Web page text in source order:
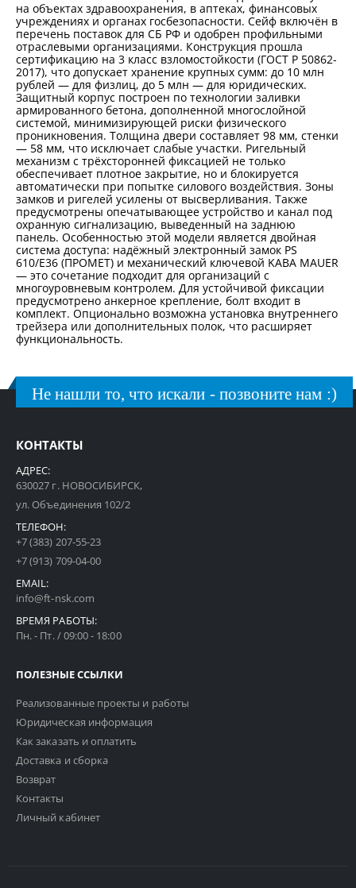
на объектах здравоохранения, в аптеках, финансовых
учреждениях и органах госбезопасности. Сейф включён в
перечень поставок для СБ РФ и одобрен профильными
отраслевыми организациями. Конструкция прошла
сертификацию на 3 класс взломостойкости (ГОСТ Р 50862-
2017), что допускает хранение крупных сумм: до 10 млн
рублей — для физлиц, до 5 млн — для юридических.
Защитный корпус построен по технологии заливки
армированного бетона, дополненной многослойной
системой, минимизирующей риски физического
проникновения. Толщина двери составляет 98 мм, стенки
— 58 мм, что исключает слабые участки. Ригельный
механизм с трёхсторонней фиксацией не только
обеспечивает плотное закрытие, но и блокируется
автоматически при попытке силового воздействия. Зоны
замков и ригелей усилены от высверливания. Также
предусмотрены опечатывающее устройство и канал под
охранную сигнализацию, выведенный на заднюю
панель. Особенностью этой модели является двойная
система доступа: надёжный электронный замок PS
610/E36 (ПРОМЕТ) и механический ключевой KABA MAUER
— это сочетание подходит для организаций с
многоуровневым контролем. Для устойчивой фиксации
предусмотрено анкерное крепление, болт входит в
комплект. Опционально возможна установка внутреннего
трейзера или дополнительных полок, что расширяет
функциональность.
Не нашли то, что искали - позвоните нам :)
КОНТАКТЫ
АДРЕС:
630027 г. НОВОСИБИРСК,
ул. Объединения 102/2
ТЕЛЕФОН:
+7 (383) 207-55-23
+7 (913) 709-04-00
EMAIL:
info@ft-nsk.com
ВРЕМЯ РАБОТЫ:
Пн. - Пт. / 09:00 - 18:00
ПОЛЕЗНЫЕ ССЫЛКИ
Реализованные проекты и работы
Юридическая информация
Как заказать и оплатить
Доставка и сборка
Возврат
Контакты
Личный кабинет